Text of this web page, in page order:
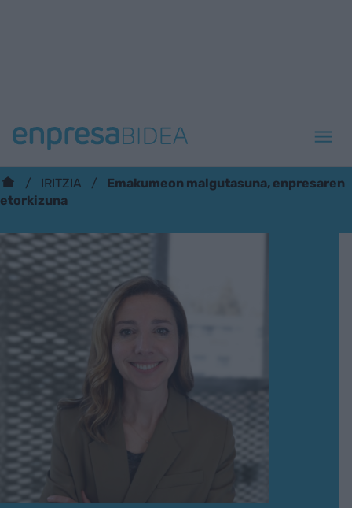
IRITZIA
Emakumeon malgutasuna, enpresaren
etorkizuna